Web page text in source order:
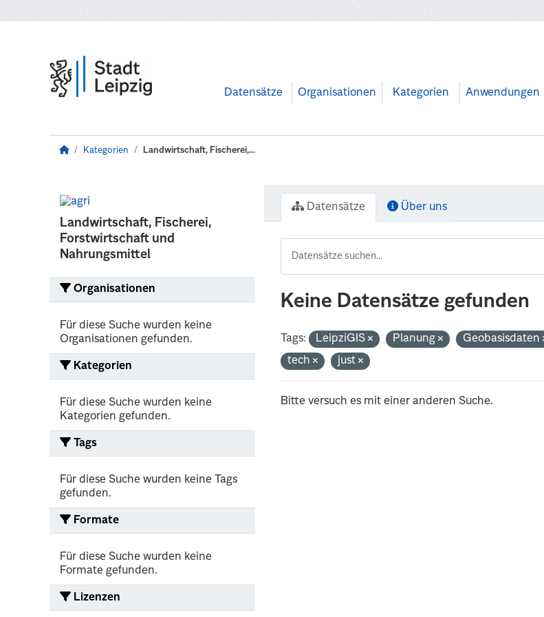
Datensätze Organisationen Kategorien Anwendungen
Kategorien Landwirtschaft, Fischerei,...
Landwirtschaft, Fischerei,
Forstwirtschaft und
Nahrungsmittel
Organisationen
Für diese Suche wurden keine
Organisationen gefunden.
Kategorien
Für diese Suche wurden keine
Kategorien gefunden.
Tags
Für diese Suche wurden keine Tags
gefunden.
Formate
Für diese Suche wurden keine
Formate gefunden.
Lizenzen
Datensätze Über uns
Keine Datensätze gefunden
Tags: LeipziGIS Planung Geobasisdaten
tech
just
Bitte versuch es mit einer anderen Suche.